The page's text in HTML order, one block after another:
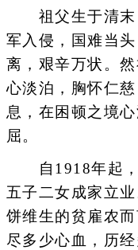
祖父生于清末
军入侵，国难当
离，艰辛万状。
心淡泊，胸怀仁
息，在困顿之境
屈。
自1918年起，
五子二女成家立
饼维生的贫雇农
尽多少心血，历